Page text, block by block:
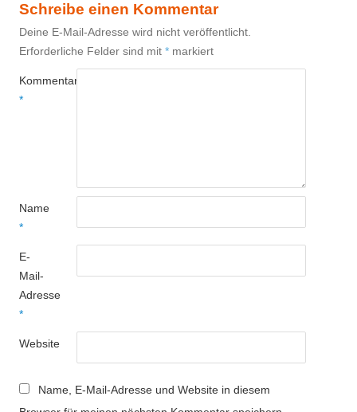
Schreibe einen Kommentar
Deine E-Mail-Adresse wird nicht veröffentlicht.
Erforderliche Felder sind mit * markiert
Kommentar
*
Name
*
E-
Mail-
Adresse
*
Website
Name, E-Mail-Adresse und Website in diesem